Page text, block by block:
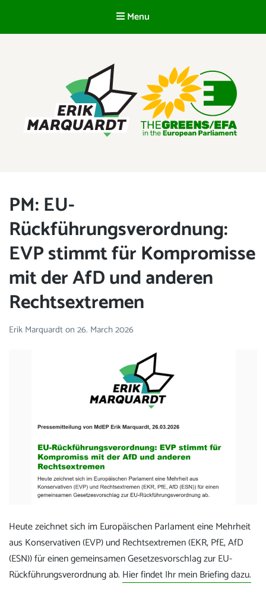
Menu
PM: EU-
Rückführungsverordnung:
EVP stimmt für Kompromisse
mit der AfD und anderen
Rechtsextremen
Erik Marquardton 26. March 2026
Heute zeichnet sich im Europäischen Parlament eine Mehrheit
aus Konservativen (EVP) und Rechtsextremen (EKR, PfE, AfD
(ESN)) für einen gemeinsamen Gesetzesvorschlag zur EU-
Rückführungsverordnung ab. Hier findet Ihr mein Briefing dazu.